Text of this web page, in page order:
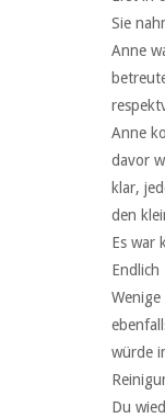
Sie
Anne
Anne
davor
klar,
den
Es war
Endlich
würde
Du